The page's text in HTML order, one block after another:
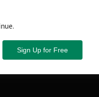
網的基礎工業正是工
成為此商機起飛的最先
Sign Up for Free